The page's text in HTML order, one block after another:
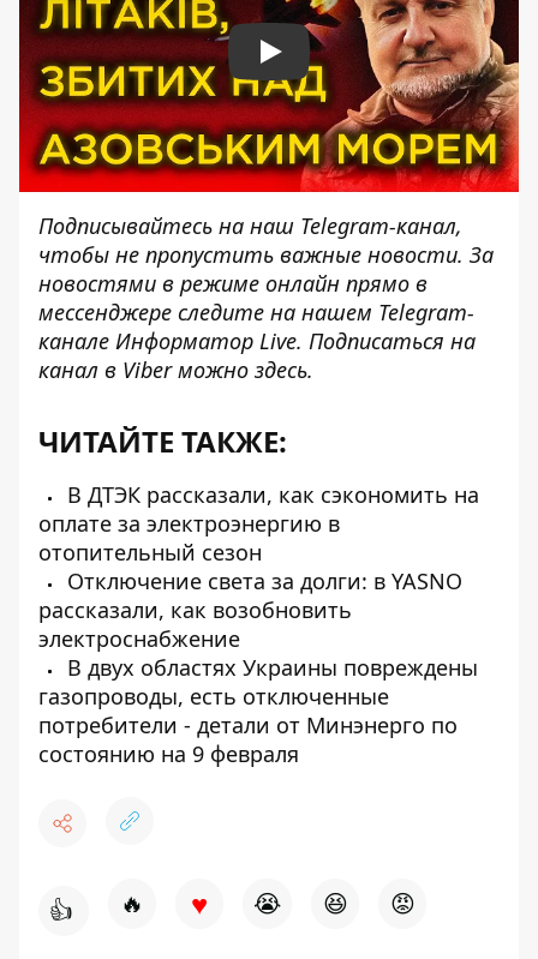
Play
Подписывайтесь на наш Telegram-канал,
чтобы не пропустить важные новости. За
новостями в режиме онлайн прямо в
мессенджере следите на нашем Telegram-
канале Информатор Live. Подписаться на
канал в Viber можно здесь.
ЧИТАЙТЕ ТАКЖЕ:
В ДТЭК рассказали, как сэкономить на
оплате за электроэнергию в
отопительный сезон
Отключение света за долги: в YASNO
рассказали, как возобновить
электроснабжение
В двух областях Украины повреждены
газопроводы, есть отключенные
потребители - детали от Минэнерго по
состоянию на 9 февраля
👍 🔥 ♥ 😭 😆 😡